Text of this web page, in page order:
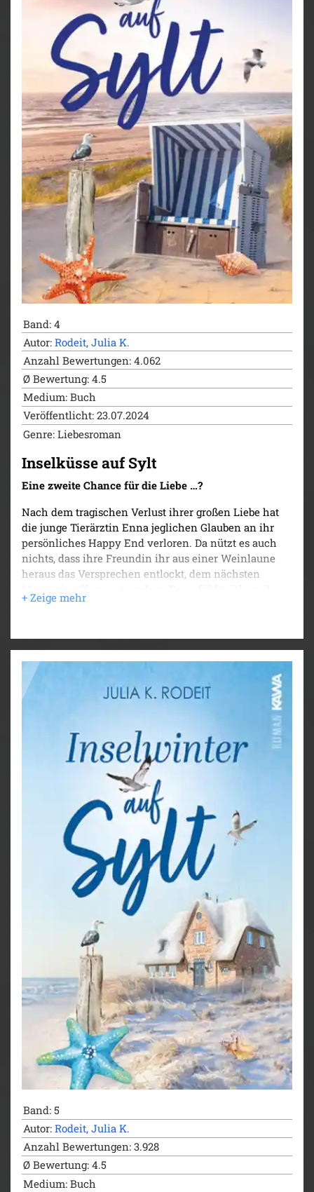
Band: 4
Autor: Rodeit, Julia K.
Anzahl Bewertungen: 4.062
Ø Bewertung: 4.5
Medium: Buch
Veröffentlicht: 23.07.2024
Genre: Liebesroman
Inselküsse auf Sylt
Eine zweite Chance für die Liebe …?
Nach dem tragischen Verlust ihrer großen Liebe hat
die junge Tierärztin Enna jeglichen Glauben an ihr
persönliches Happy End verloren. Da nützt es auch
nichts, dass ihre Freundin ihr aus einer Weinlaune
heraus das Versprechen entlockt, dem nächsten
davon entfernt, ihr Herz erneut zu öffnen.
Doch das Schicksal spielt seine eigenen Karten, als
der charmante Surfer Paul buchstäblich vor ihre Füße
purzelt. Diese unerwartete Begegnung weckt neue
Hoffnungen in Enna, auch wenn ihr der Mut fehlt,
sich darauf einzulassen. Als ob das nicht schon genug
wäre, muss sie sich unverhofft Pudeldame Rosi
kümmern, was ihr Leben komplett auf den Kopf stellt.
Geheimnisse und Entscheidungen
Während Enna versucht, ihr Leben zu ordnen, ahnt
sie nicht, dass auch Paul ein düsteres Geheimnis birgt.
Ihre Gefühle fahren Achterbahn, und jedes Mal, wenn
Paul in ihrer Nähe ist, schlägt ihr Herz schneller. Die
große Frage, die sie umtreibt, ist: Will sie überhaupt
versuchen, ihre Liebe wiederzufinden?
Genieße „Inselküsse auf Sylt“Band 4 der Inselträume
auf Sylt, Julia K. Rodeits neuem Wohlfühlroman,
angesiedelt vor der bezaubernden Kulisse der Insel
Band: 5
Autor: Rodeit, Julia K.
Anzahl Bewertungen: 3.928
Ø Bewertung: 4.5
Medium: Buch